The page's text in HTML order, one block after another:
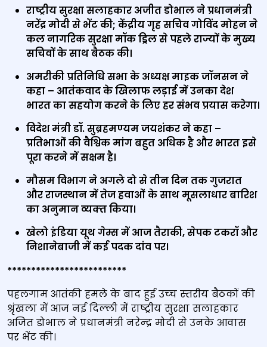
राष्ट्रीय सुरक्षा सलाहकार अजीत डोभाल ने प्रधानमंत्री
नरेंद्र मोदी से भेंट की; केंद्रीय गृह सचिव गोविंद मोहन ने
कल नागरिक सुरक्षा मॉक ड्रिल से पहले राज्यों के मुख्य
सचिवों के साथ बैठक की।
अमरीकी प्रतिनिधि सभा के अध्यक्ष माइक जॉनसन ने
कहा – आतंकवाद के खिलाफ लड़ाई में उनका देश
भारत का सहयोग करने के लिए हर संभव प्रयास करेगा।
विदेश मंत्री डॉ. सुब्रहमण्‍यम जयशंकर ने कहा –
प्रतिभाओं की वैश्विक मांग बहुत अधिक है और भारत इसे
पूरा करने में सक्षम है।
मौसम विभाग ने अगले दो से तीन दिन तक गुजरात
और राजस्थान में तेज हवाओं के साथ मूसलाधार बारिश
का अनुमान व्‍यक्‍त किया।
खेलो इंडिया यूथ गेम्स में आज तैराकी, सेपक टकरॉ और
निशानेबाजी में कई पदक दांव पर।
*************************
पहलगाम आतंकी हमले के बाद हुई उच्‍च स्‍तरीय बैठकों की
श्रृंखला में आज नई दिल्‍ली में राष्‍ट्रीय सुरक्षा सलाहकार
अजित डोभाल ने प्रधानमंत्री नरेन्‍द्र मोदी से उनके आवास
पर भेंट की।